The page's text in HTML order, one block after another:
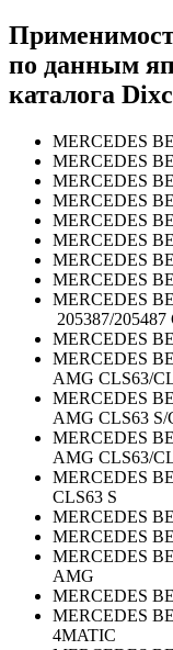
по данным
каталога
MERCEDES
MERCEDES
MERCEDES
MERCEDES
MERCEDES
MERCEDES
MERCEDES
MERCEDES
MERCEDES
205387/
MERCEDES
MERCEDES
AMG CLS63/
MERCEDES
AMG CLS63 S/
MERCEDES
AMG CLS63/
MERCEDES
CLS63 S
MERCEDES
MERCEDES
MERCEDES
AMG
MERCEDES
MERCEDES
4MATIC